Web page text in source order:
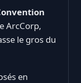
ArcCorp,
le gros du
en